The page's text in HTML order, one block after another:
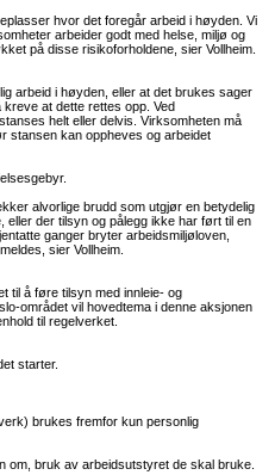
hvor det foregår arbeid i høyden. Vi
arbeider godt med helse, miljø og
på disse risikoforholdene, sier Vollheim.
arbeid i høyden, eller at det brukes sager
at dette rettes opp. Ved
helt eller delvis. Virksomheten må
stansen kan oppheves og arbeidet
alvorlige brudd som utgjør en betydelig
der tilsyn og pålegg ikke har ført til en
ganger bryter arbeidsmiljøloven,
sier Vollheim.
til å føre tilsyn med innleie- og
området vil hovedtema i denne aksjonen
til regelverket.
starter.
brukes fremfor kun personlig
om, bruk av arbeidsutstyret de skal bruke.